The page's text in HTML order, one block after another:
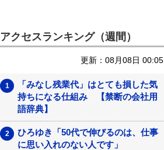
アクセスランキング（週間）
更新：08月08日 00:05
「みなし残業代」はとても損した気
持ちになる仕組み 【禁断の会社用
語辞典】
ひろゆき「50代で伸びるのは、仕事
に思い入れのない人です」